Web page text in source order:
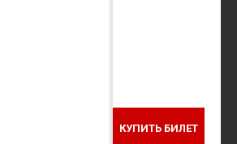
КУПИТЬ БИЛЕТ